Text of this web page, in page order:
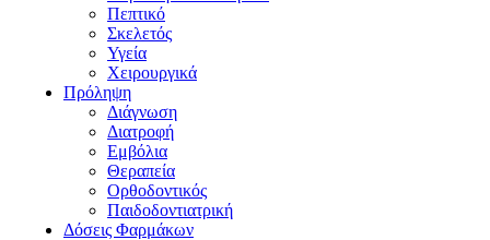
Πεπτικό
Σκελετός
Υγεία
Χειρουργικά
Πρόληψη
Διάγνωση
Διατροφή
Εμβόλια
Θεραπεία
Ορθοδοντικός
Παιδοδοντιατρική
Δόσεις Φαρμάκων